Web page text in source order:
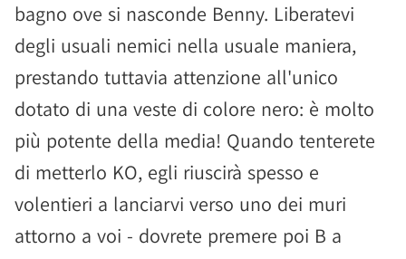
bagno ove si nasconde Benny. Liberatevi
degli usuali nemici nella usuale maniera,
prestando tuttavia attenzione all'unico
dotato di una veste di colore nero: è molto
più potente della media! Quando tenterete
di metterlo KO, egli riuscirà spesso e
volentieri a lanciarvi verso uno dei muri
attorno a voi - dovrete premere poi B a